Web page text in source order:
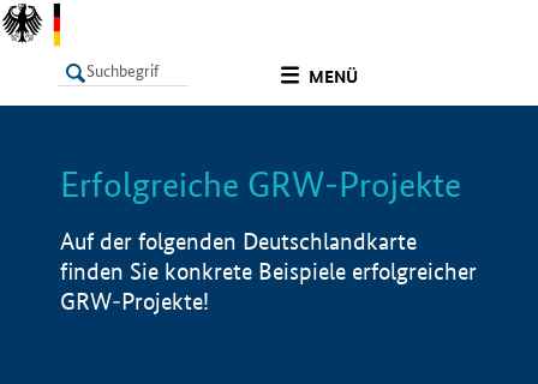
MENÜ
LISTE Info
Erfolgreiche GRW-Projekte
Auf der folgenden Deutschlandkarte
finden Sie konkrete Beispiele erfolgreicher
GRW-Projekte!